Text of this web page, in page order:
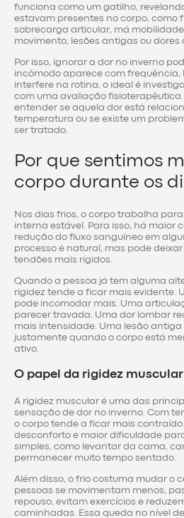
funciona como um gatilho,
estavam presentes no corpo, como
sobrecarga articular, má
movimento, lesões antigas ou dores
Por isso, ignorar a dor no inverno
incômodo aparece com frequência,
interfere na rotina, o ideal é
com uma avaliação fisioterapêutica.
entender se aquela dor está
temperatura ou se existe um
ser tratado.
Por que sentimos
corpo durante os
Nos dias frios, o corpo trabalha
interna estável. Para isso, há maior
redução do fluxo sanguíneo em
processo é natural, mas pode
tendões mais rígidos.
Quando a pessoa já tem alguma
rigidez tende a ficar mais evidente.
pode incomodar mais. Uma
parecer travada. Uma dor lombar
mais intensidade. Uma lesão antiga
justamente quando o corpo está
ativo.
O papel da rigidez
A rigidez muscular é uma das
sensação de dor no inverno. Com
o corpo tende a ficar mais
desconforto e maior dificuldade
simples, como levantar da cama,
permanecer muito tempo sentado.
Além disso, o frio costuma mudar o
pessoas se movimentam menos,
repouso, evitam exercícios e
caminhadas. Essa queda no nível